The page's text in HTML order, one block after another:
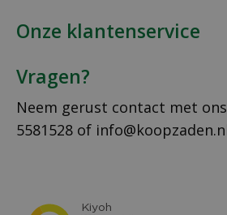
Onze klantenservice
Vragen?
Neem gerust contact met
5581528 of